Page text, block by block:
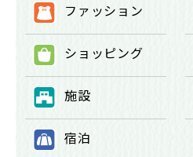
③ ファッション
⑤ ショッピング
⑦ 施設
⑨ 宿泊